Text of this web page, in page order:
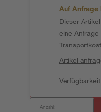
Auf Anfrage
Dieser
eine Anfrage
Artikel
Anzahl: